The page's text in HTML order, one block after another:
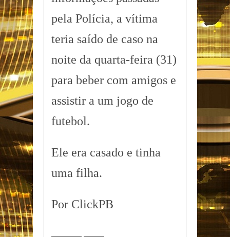
pela Polícia, a vítima
teria saído de caso na
noite da quarta-feira (31)
para beber com amigos e
assistir a um jogo de
futebol.
Ele era casado e tinha
uma filha.
Por ClickPB